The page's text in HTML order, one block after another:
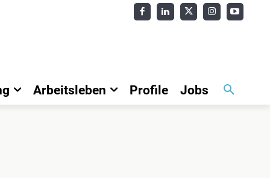
Arbeitsleben Profile Jobs